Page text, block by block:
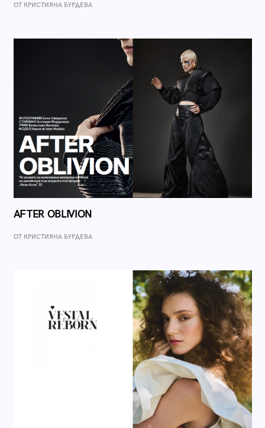
ОТ КРИСТИЯНА БУРДЕВА
AFTER OBLIVION
ОТ КРИСТИЯНА БУРДЕВА